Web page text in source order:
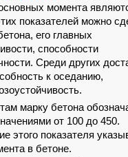
момента
показателей можно
его главных
способности
Среди других
к оседанию,
марку бетона
от 100 до 450.
этого показателя
в бетоне.